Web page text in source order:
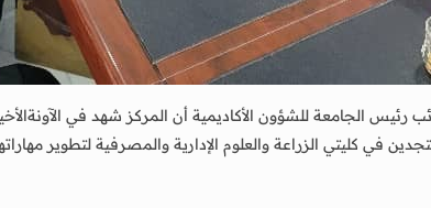
الجامعة للشؤون الأكاديمية أن المركز شهد في
في كليتي الزراعة والعلوم الإدارية والمصرفية لتطوير